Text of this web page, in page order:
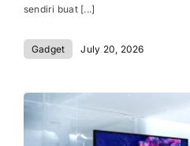
sendiri buat [...]
Gadget July 20, 2026